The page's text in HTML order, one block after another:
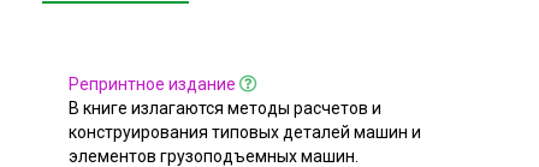
Репринтное издание
В книге излагаются методы расчетов и
конструирования типовых деталей машин и
элементов грузоподъемных машин.